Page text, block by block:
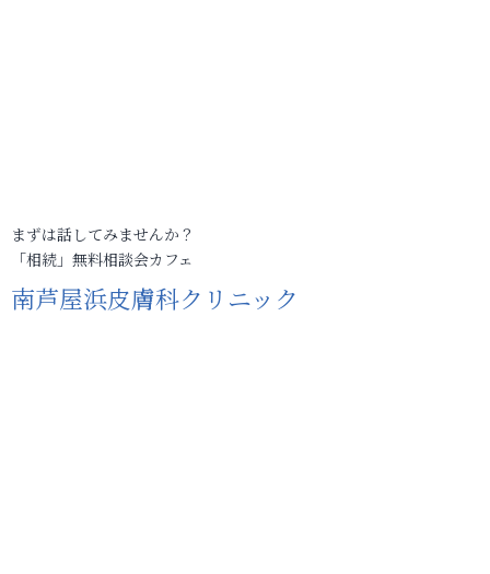
まずは話してみませんか？
「相続」無料相談会カフェ
南芦屋浜皮膚科クリニック